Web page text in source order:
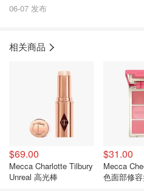
06-07 发布
相关商品
$69.00
Mecca Charlotte Tilbury
Unreal 高光棒
$31.00
Mecca
色面部修